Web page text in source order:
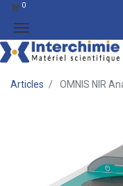
0
Articles OMNIS NIR